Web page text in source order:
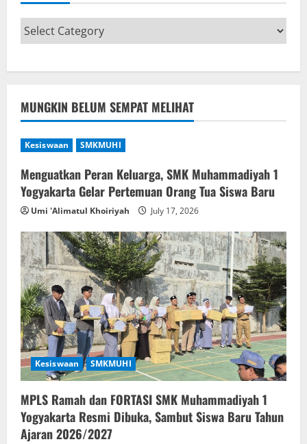
MUNGKIN BELUM SEMPAT MELIHAT
Kesiswaan SMKMUHI
Menguatkan Peran Keluarga, SMK Muhammadiyah 1
Yogyakarta Gelar Pertemuan Orang Tua Siswa Baru
Umi 'Alimatul Khoiriyah July 17, 2026
Kesiswaan SMKMUHI
MPLS Ramah dan FORTASI SMK Muhammadiyah 1
Yogyakarta Resmi Dibuka, Sambut Siswa Baru Tahun
Ajaran 2026/2027